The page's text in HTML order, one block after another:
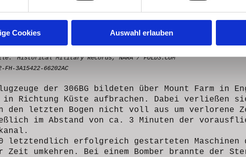
Cookies Auswahl erlauben
Historical Military Records, NARA / FOLD3.COM
3A15422-66202AC
der 306BG bildeten über Mount Farm in
in Richtung Küste aufbrachen. Dabei verließen
den letzten Bogen nicht voll aus um verlorene
im Abstand von ca. 3 Minuten der
letztendlich erfolgreich gestarteten Maschinen
Zeit umkehren. Bei einem Bomber brannte der